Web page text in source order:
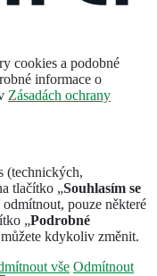
cookies a podobné
informace o
Zásadách ochrany
(technických,
tlačítko „Souhlasím se
pouze některé
„Podrobné
kdykoliv změnit.
vše Odmítnout